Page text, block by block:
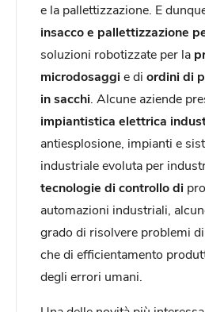
e la pallettizzazione. E
insacco e pallettizzazione
soluzioni robotizzate per la
microdosaggie di ordini di
in sacchi. Alcune aziende
impiantistica elettrica
antiesplosione, impianti e
industriale evoluta per
tecnologie di controllo di
automazioni industriali,
grado di risolvere problemi
che di efficientamento
degli errori umani.